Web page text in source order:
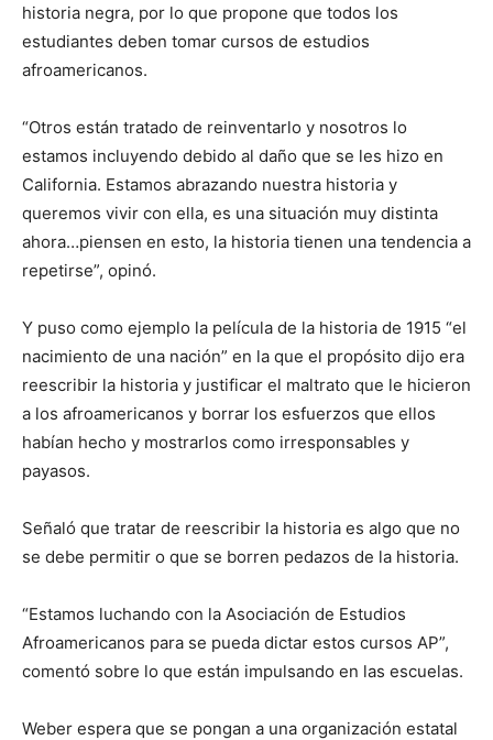
historia negra, por lo que propone que todos los
estudiantes deben tomar cursos de estudios
afroamericanos.
“Otros están tratado de reinventarlo y nosotros lo
estamos incluyendo debido al daño que se les hizo en
California. Estamos abrazando nuestra historia y
queremos vivir con ella, es una situación muy distinta
ahora…piensen en esto, la historia tienen una tendencia a
repetirse”, opinó.
Y puso como ejemplo la película de la historia de 1915 “el
nacimiento de una nación” en la que el propósito dijo era
reescribir la historia y justificar el maltrato que le hicieron
a los afroamericanos y borrar los esfuerzos que ellos
habían hecho y mostrarlos como irresponsables y
payasos.
Señaló que tratar de reescribir la historia es algo que no
se debe permitir o que se borren pedazos de la historia.
“Estamos luchando con la Asociación de Estudios
Afroamericanos para se pueda dictar estos cursos AP”,
comentó sobre lo que están impulsando en las escuelas.
Weber espera que se pongan a una organización estatal